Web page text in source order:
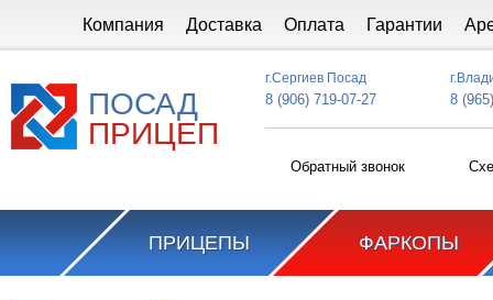
Компания Доставка Оплата Гарантии
ПОСАД
ПРИЦЕП
г.Сергиев Посад
8 (906) 719-07-27 8
Обратный звонок
ПРИЦЕПЫ ФАРКОПЫ